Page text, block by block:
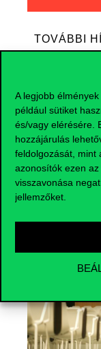
A legjobb
például sütiket
és/vagy elérésére.
hozzájárulás
feldolgozását, mint
azonosítók ezen
visszavonása
jellemzőket.
TOVÁBBI